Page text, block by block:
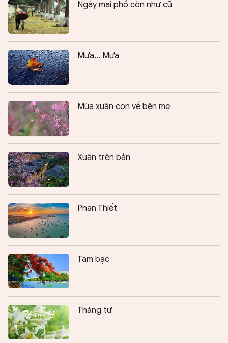
Ngày mai phố còn như cũ
Mưa... Mưa
Mùa xuân con về bên mẹ
Xuân trên bản
Phan Thiết
Tam bạc
Tháng tư